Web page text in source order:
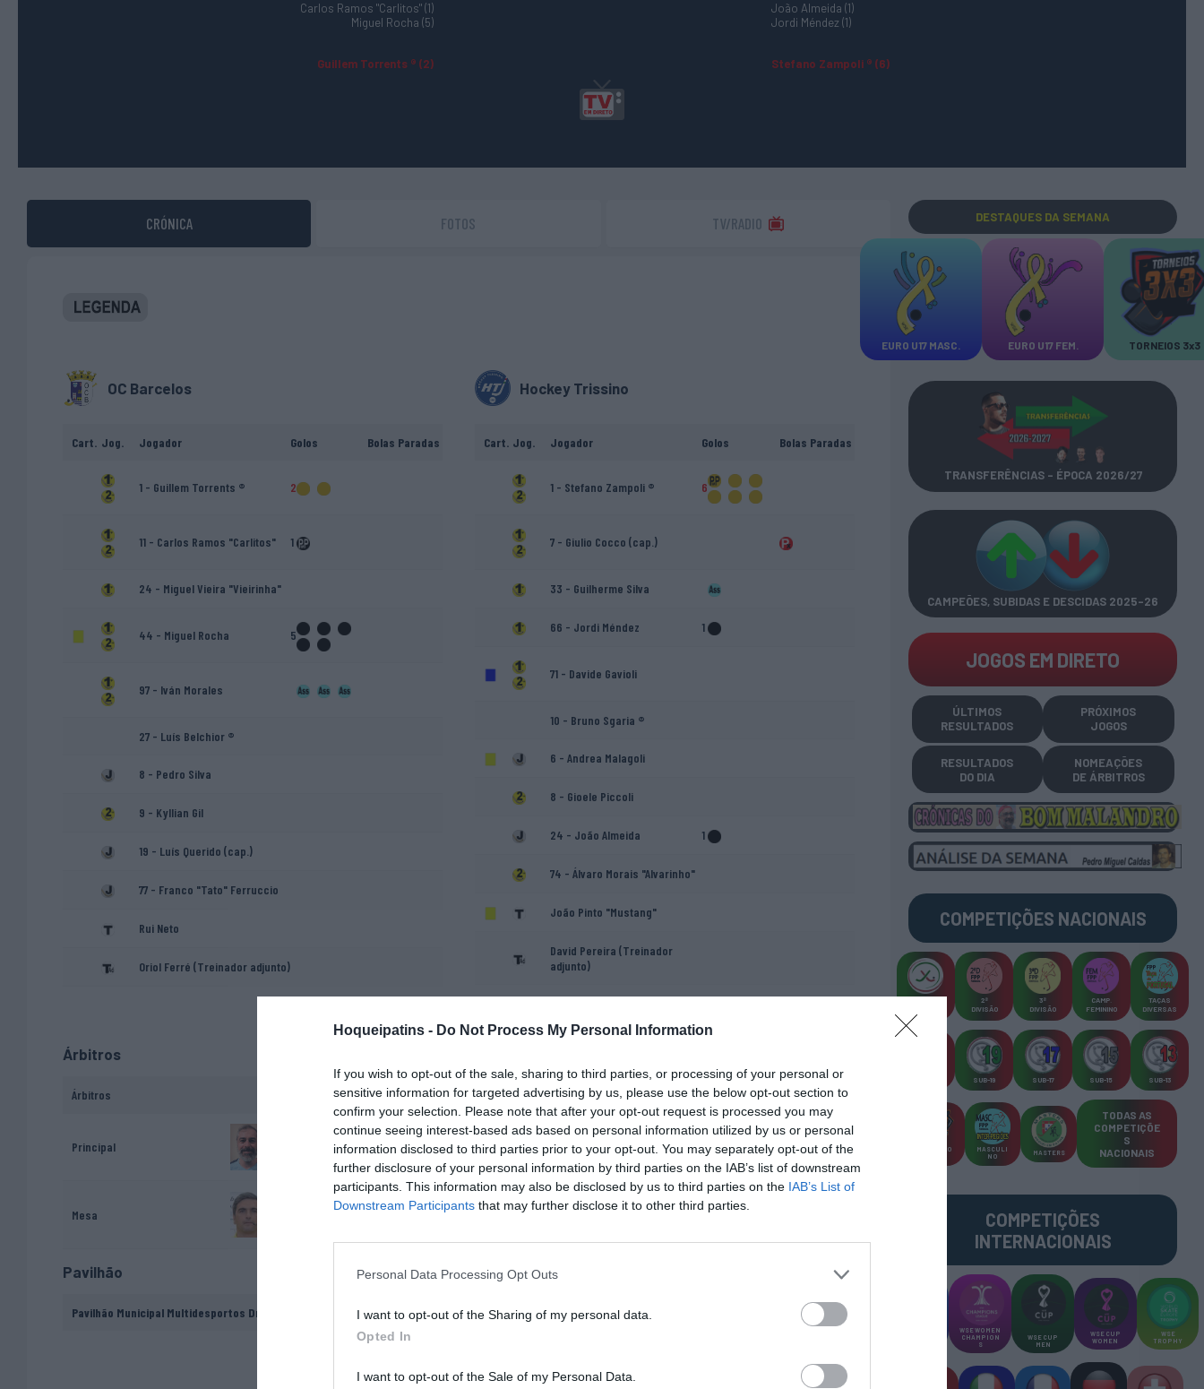
Hoqueipatins - Do Not Process My Personal Information
If you wish to opt-out of the sale, sharing to third parties, or processing of your personal or
sensitive information for targeted advertising by us, please use the below opt-out section to
confirm your selection. Please note that after your opt-out request is processed you may
continue seeing interest-based ads based on personal information utilized by us or personal
information disclosed to third parties prior to your opt-out. You may separately opt-out of the
further disclosure of your personal information by third parties on the IAB’s list of downstream
participants. This information may also be disclosed by us to third parties on the IAB’s List of
Downstream Participants that may further disclose it to other third parties.
Personal Data Processing Opt Outs
I want to opt-out of the Sharing of my personal data.
Opted In
I want to opt-out of the Sale of my Personal Data.
Carlos Ramos "Carlitos" (1)
Miguel Rocha (5)
João Almeida (1)
Jordi Méndez (1)
Guillem Torrents ® (2) Stefano Zampoli ® (6)
CRÓNICA FOTOS TV/RADIO
OC Barcelos
Cart. Jog. Jogador Golos Bolas Paradas
1 - Guillem Torrents ® 2
11 - Carlos Ramos "Carlitos" 1
24 - Miguel Vieira "Vieirinha"
44 - Miguel Rocha 5
97 - Iván Morales
27 - Luís Belchior ®
8 - Pedro Silva
9 - Kyllian Gil
19 - Luís Querido (cap.)
77 - Franco "Tato" Ferruccio
Rui Neto
Oriol Ferré (Treinador adjunto)
Hockey Trissino
Cart. Jog. Jogador Golos Bolas Paradas
1 - Stefano Zampoli ® 6
7 - Giulio Cocco (cap.)
33 - Guilherme Silva
66 - Jordi Méndez 1
71 - Davide Gavioli
10 - Bruno Sgaria ®
6 - Andrea Malagoli
8 - Gioele Piccoli
24 - João Almeida 1
74 - Álvaro Morais "Alvarinho"
João Pinto "Mustang"
David Pereira (Treinador
adjunto)
Árbitros
Árbitros
Principal Rubén Fernández Daniel Villar
Mesa Joaquim Pinto. Joseph Silecchia
Pavilhão
Pavilhão Municipal Multidesportos Dr. Mário Mexia - Coimbra
DESTAQUES DA SEMANA
EURO U17 MASC. EURO U17 FEM. TORNEIOS 3x3
TRANSFERÊNCIAS - ÉPOCA 2026/27
CAMPEÕES, SUBIDAS E DESCIDAS 2025-26
JOGOS EM DIRETO
ÚLTIMOS
RESULTADOS
PRÓXIMOS
JOGOS
RESULTADOS
DO DIA
NOMEAÇÕES
DE ÁRBITROS
COMPETIÇÕES NACIONAIS
2ª
DIVISÃO
3ª
DIVISÃO
CAMP.
FEMININO
TAÇAS
DIVERSAS
SUB-19 SUB-17 SUB-15 SUB-13
TORNEIO
MASCULI
NO
MASTERS
TODAS AS
COMPETIÇÕE
S
NACIONAIS
COMPETIÇÕES
INTERNACIONAIS
WSE WOMEN
CHAMPION
S
WSE CUP
MEN
WSE CUP
WOMEN
WSE
TROPHY